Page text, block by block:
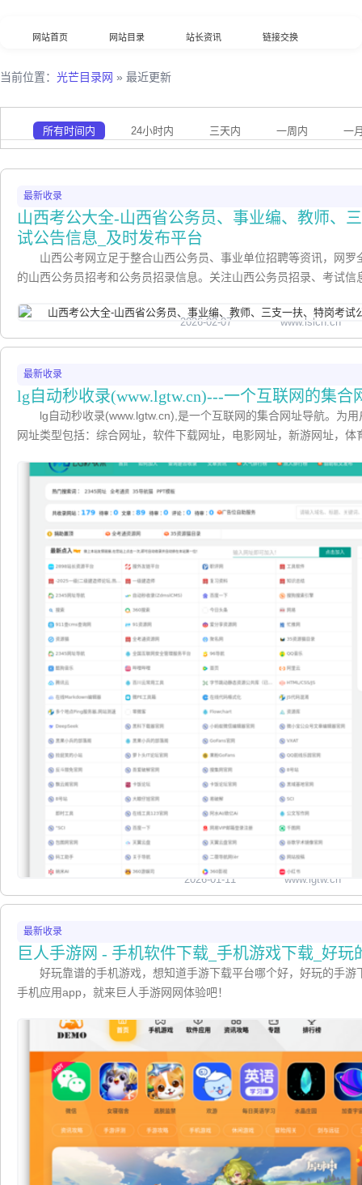
网站首页 网站目录 站长资讯 链接交换
分类浏览 最新收录
意见反馈 外链工具 综合查询
当前位置： 光芒目录网 » 最近更新
所有时间内 24小时内 三天内 一周内 一
最新收录
山西考公大全-山西省公务员、事业编、教师、
试公告信息_及时发布平台
山西公考网立足于整合山西公务员、事业单位招聘等资讯，网罗
的山西公务员招考和公务员招录信息。关注山西公务员招录、考试信
2026-02-07 www.lslcn.cn
最新收录
lg自动秒收录(www.lgtw.cn)---一个互联网的集合
lg自动秒收录(www.lgtw.cn),是一个互联网的集合网址导航。为
网址类型包括：综合网址，软件下载网址，电影网址，新游网址，体
2026-01-11 www.lgtw.cn
最新收录
巨人手游网 - 手机软件下载_手机游戏下载_好玩
好玩靠谱的手机游戏，想知道手游下载平台哪个好，好玩的手游
手机应用app，就来巨人手游网网体验吧！